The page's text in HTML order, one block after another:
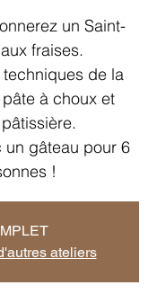
un Saint-
fraises.
de la
à choux et
un gâteau pour 6
!
ateliers